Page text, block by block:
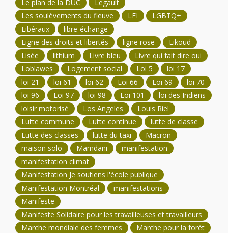
Le plan de la DUC
Legault
Les soulèvements du fleuve
LFI
LGBTQ+
Libéraux
libre-échange
Ligne des droits et libertés
ligne rose
Likoud
Lisée
lithium Livre bleu
Livre qui fait dire oui
Loblawes
Logement social Loi 5
loi 17
loi 21
loi 61 loi 62 Loi 66 Loi 69
loi 70
loi 96
Loi 97 loi 98 Loi 101
loi des Indiens
loisir motorisé
Los Angeles
Louis Riel
Lutte commune
Lutte continue
lutte de classe
Lutte des classes
lutte du taxi
Macron
maison solo
Mamdani
manifestation
manifestation climat
Manifestation Je soutiens l'école publique
Manifestation Montréal
manifestations
Manifeste
Manifeste Solidaire pour les travailleuses et travailleurs
Marche mondiale des femmes
Marche pour la forêt